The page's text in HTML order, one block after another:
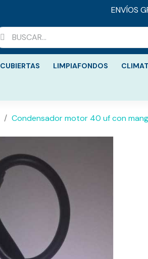
ENVÍOS
CUBIERTAS LIMPIAFONDOS
Condensador motor 40 uf con